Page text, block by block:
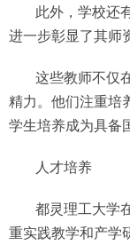
此外，学校还
进一步彰显了其师
这些教师不仅
精力。他们注重培
学生培养成为具备
人才培养
都灵理工大学
重实践教学和产学